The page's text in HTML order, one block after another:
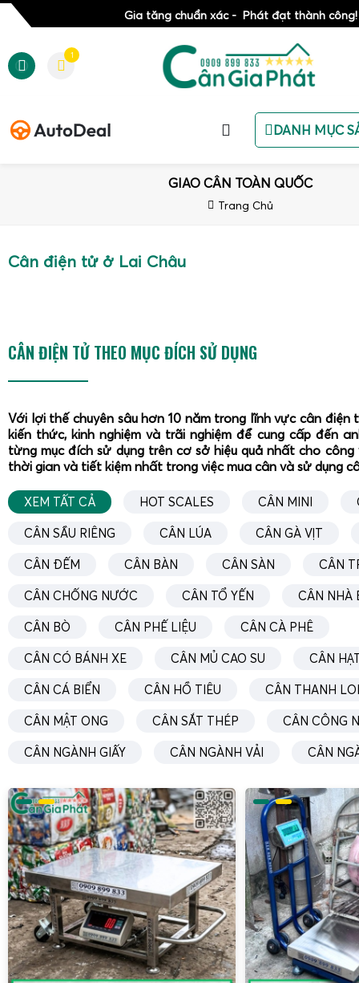
Gia tăng chuẩn xác - Phát đạt thành công!
1
DANH MỤC
GIAO CÂN TOÀN QUỐC
Trang Chủ
Cân điện tử ở Lai Châu
CÂN ĐIỆN TỬ THEO MỤC ĐÍCH SỬ DỤNG
Với lợi thế chuyên sâu hơn 10 năm trong lĩnh vực cân điện
kiến thức, kinh nghiệm và trãi nghiệm để cung cấp đến
từng mục đích sử dụng trên cơ sở hiệu quả nhất cho
thời gian và tiết kiệm nhất trong việc mua cân và sử dụng
XEM TẤT CẢ HOT SCALES CÂN MINI
CÂN SẦU RIÊNG CÂN LÚA CÂN GÀ VỊT
CÂN ĐẾM CÂN BÀN CÂN SÀN CÂN
CÂN CHỐNG NƯỚC CÂN TỔ YẾN CÂN NHÀ
CÂN BÒ CÂN PHẾ LIỆU CÂN CÀ PHÊ
CÂN CÓ BÁNH XE CÂN MỦ CAO SU CÂN
CÂN CÁ BIỂN CÂN HỒ TIÊU CÂN THANH
CÂN MẬT ONG CÂN SẮT THÉP CÂN CÔNG
CÂN NGÀNH GIẤY CÂN NGÀNH VẢI CÂN